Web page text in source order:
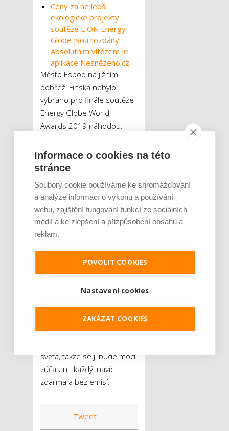
Ceny za nejlepší
ekologické projekty
soutěže E.ON Energy
Globe jsou rozdány.
Absolutním vítězem je
aplikace Nesnězeno.cz
Město Espoo na jižním
pobřeží Finska nebylo
vybráno pro finále soutěže
Energy Globe World
Awards 2019 náhodou.
nejudržitelnější město
světa. Finsko se navíc od
ujalo předsednictví v Radě
Evropské unie a jeho
mottem je „Udržitelná
Evropa, udržitelná
vytváření blahobytu
udržitelného z hlediska
ekonomického i sociálního.
ponese i samotné
vyhlášení vítězů. Akce bude
světa, takže se jí bude moci
zúčastnit každý, navíc
zdarma a bez emisí.
Tweet
Informace o cookies na této
stránce
Soubory cookie používáme ke shromažďování
a analýze informací o výkonu a používání
webu, zajištění fungování funkcí ze sociálních
médií a ke zlepšení a přizpůsobení obsahu a
reklam.
POVOLIT COOKIES
Nastavení cookies
ZAKÁZAT COOKIES